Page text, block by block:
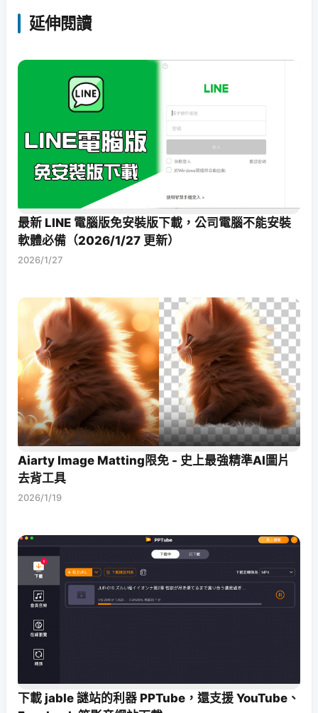
延伸閱讀
最新 LINE 電腦版免安裝版下載，公司電腦不能安裝
軟體必備（2026/1/27 更新）
2026/1/27
Aiarty Image Matting限免 - 史上最強精準AI圖片
去背工具
2026/1/19
下載 jable 謎站的利器 PPTube，還支援 YouTube、